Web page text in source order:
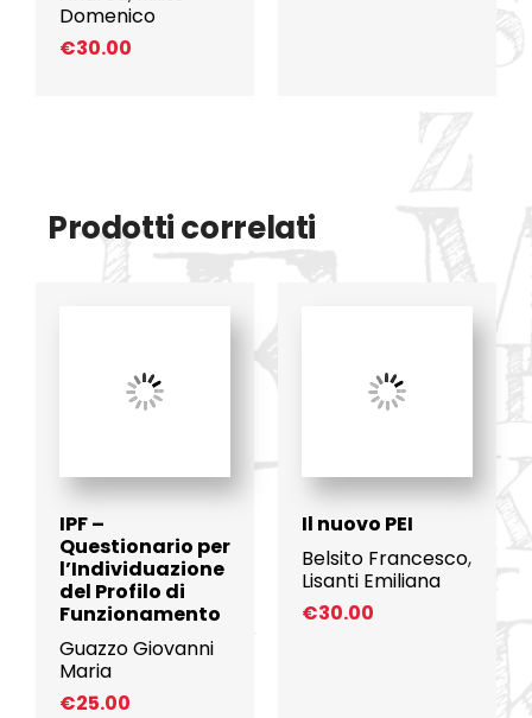
Domenico
€30.00
Prodotti correlati
IPF –
Questionario per
l’Individuazione
del Profilo di
Funzionamento
Guazzo Giovanni
Maria
€25.00
Il nuovo PEI
Belsito Francesco,
Lisanti Emiliana
€30.00